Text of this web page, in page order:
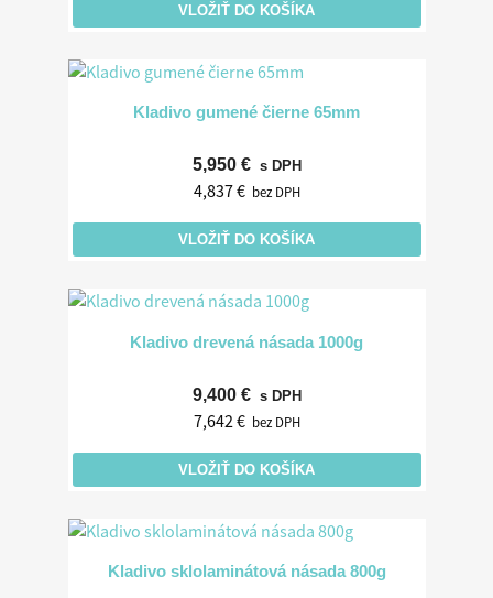
VLOŽIŤ DO KOŠÍKA
Kladivo gumené čierne 65mm
5,950 € s DPH
4,837 € bez DPH
VLOŽIŤ DO KOŠÍKA
Kladivo drevená násada 1000g
9,400 € s DPH
7,642 € bez DPH
VLOŽIŤ DO KOŠÍKA
Kladivo sklolaminátová násada 800g